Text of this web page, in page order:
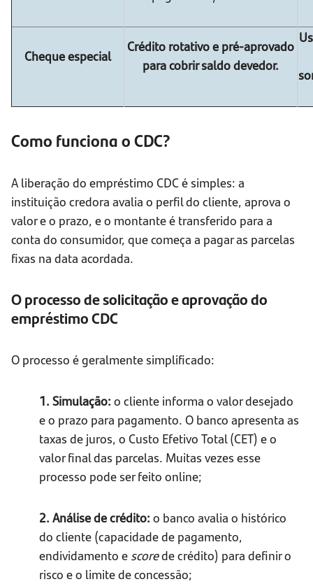
Cheque especial
Crédito rotativo e pré-aprovado
para cobrir saldo devedor.
Como funciona o CDC?
A liberação do empréstimo CDC é simples: a
instituição credora avalia o perfil do cliente, aprova o
valor e o prazo, e o montante é transferido para a
conta do consumidor, que começa a pagar as parcelas
fixas na data acordada.
O processo de solicitação e aprovação do
empréstimo CDC
O processo é geralmente simplificado:
1. Simulação: o cliente informa o valor desejado
e o prazo para pagamento. O banco apresenta as
taxas de juros, o Custo Efetivo Total (CET) e o
valor final das parcelas. Muitas vezes esse
processo pode ser feito online;
2. Análise de crédito: o banco avalia o histórico
do cliente (capacidade de pagamento,
endividamento e scorede crédito) para definir o
risco e o limite de concessão;